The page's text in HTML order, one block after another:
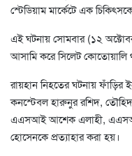
স্টেডিয়াম মার্কেটে এক
এই ঘটনায় সোমবার (১২
আসামি করে সিলেট কোতোয়ালি
রায়হান নিহতের ঘটনায়
কনস্টেবল হারুনুর রশিদ, তৌহিদ
এএসআই আশেক এলাহী,
হোসেনকে প্রত্যাহার করা হয়।